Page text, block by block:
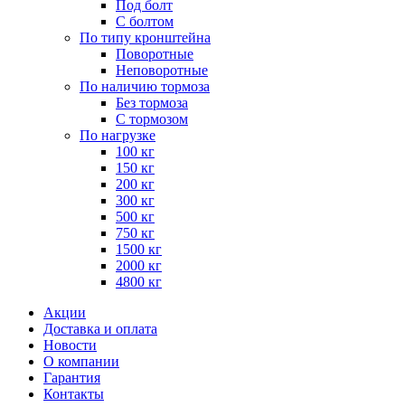
Под болт
С болтом
По типу кронштейна
Поворотные
Неповоротные
По наличию тормоза
Без тормоза
С тормозом
По нагрузке
100 кг
150 кг
200 кг
300 кг
500 кг
750 кг
1500 кг
2000 кг
4800 кг
Акции
Доставка и оплата
Новости
О компании
Гарантия
Контакты